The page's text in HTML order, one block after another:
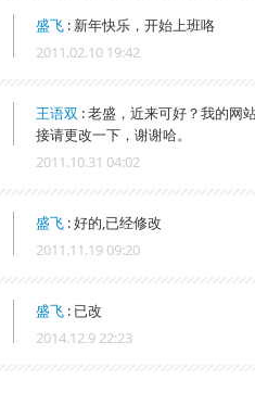
盛飞 : 新年快乐，开始上班咯
2011.02.10 19:42
王语双 :老盛，近来可好？我的网
接请更改一下，谢谢哈。
2011.10.31 04:02
盛飞 :好的,已经修改
2011.11.19 09:20
盛飞 : 已改
2014.12.9 22:23